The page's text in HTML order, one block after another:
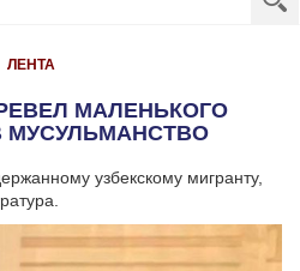
ЛЕНТА
МАЛЕНЬКОГО
МУСУЛЬМАНСТВО
узбекскому мигранту,